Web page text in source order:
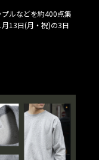
ルなどを約400点集
13日(月・祝)の3日